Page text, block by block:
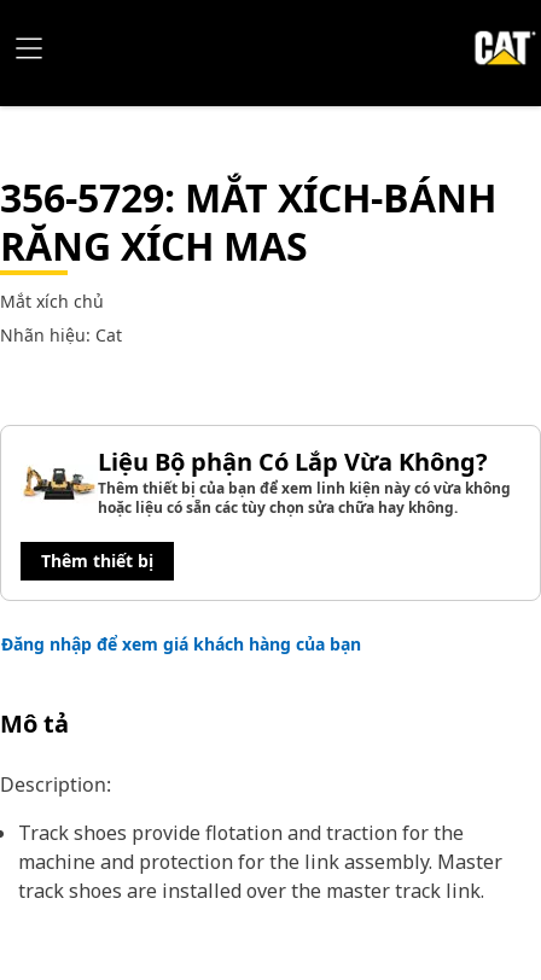
356-5729: MẮT XÍCH-BÁNH
RĂNG XÍCH MAS
Mắt xích chủ
Nhãn hiệu: Cat
Liệu Bộ phận Có Lắp Vừa Không?
Thêm thiết bị của bạn để xem linh kiện này có vừa không
hoặc liệu có sẵn các tùy chọn sửa chữa hay không.
Thêm thiết bị
Đăng nhập để xem giá khách hàng của bạn
Mô tả
Description:
Track shoes provide flotation and traction for the
machine and protection for the link assembly. Master
track shoes are installed over the master track link.